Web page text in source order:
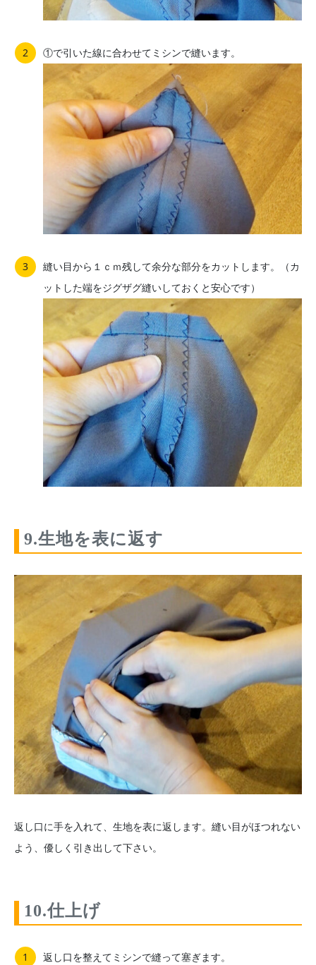
①で引いた線に合わせてミシンで縫います。
縫い目から１ｃｍ残して余分な部分をカットします。（カ
ットした端をジグザグ縫いしておくと安心です）
9.生地を表に返す
返し口に手を入れて、生地を表に返します。縫い目がほつれない
よう、優しく引き出して下さい。
10.仕上げ
返し口を整えてミシンで縫って塞ぎます。